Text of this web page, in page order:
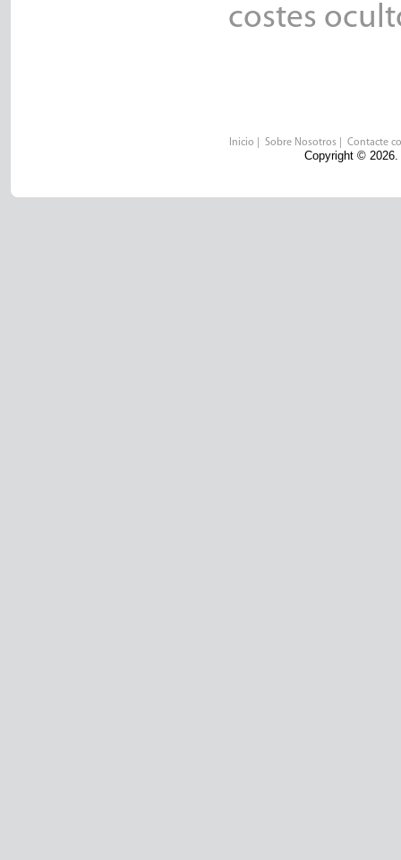
costes
Inicio Sobre Nosotros Contacte
Copyright © 2026.